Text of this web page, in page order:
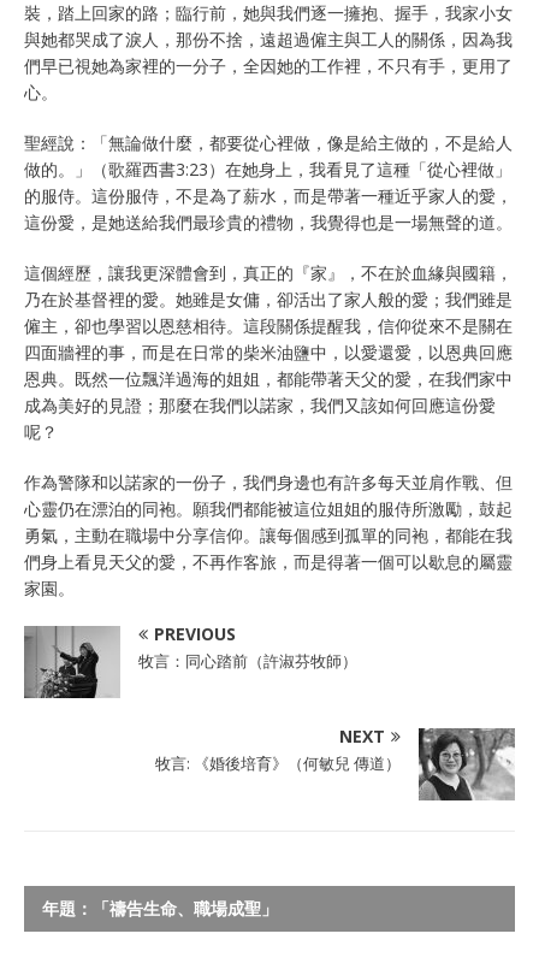
裝，踏上回家的路；臨行前，她與我們逐一擁抱、握手，我家小女
與她都哭成了淚人，那份不捨，遠超過僱主與工人的關係，因為我
們早已視她為家裡的一分子，全因她的工作裡，不只有手，更用了
心。
聖經說：「無論做什麼，都要從心裡做，像是給主做的，不是給人
做的。」（歌羅西書3:23）在她身上，我看見了這種「從心裡做」
的服侍。這份服侍，不是為了薪水，而是帶著一種近乎家人的愛，
這份愛，是她送給我們最珍貴的禮物，我覺得也是一場無聲的道。
這個經歷，讓我更深體會到，真正的『家』，不在於血緣與國籍，
乃在於基督裡的愛。她雖是女傭，卻活出了家人般的愛；我們雖是
僱主，卻也學習以恩慈相待。這段關係提醒我，信仰從來不是關在
四面牆裡的事，而是在日常的柴米油鹽中，以愛還愛，以恩典回應
恩典。既然一位飄洋過海的姐姐，都能帶著天父的愛，在我們家中
成為美好的見證；那麼在我們以諾家，我們又該如何回應這份愛
呢？
作為警隊和以諾家的一份子，我們身邊也有許多每天並肩作戰、但
心靈仍在漂泊的同袍。願我們都能被這位姐姐的服侍所激勵，鼓起
勇氣，主動在職場中分享信仰。讓每個感到孤單的同袍，都能在我
們身上看見天父的愛，不再作客旅，而是得著一個可以歇息的屬靈
家園。
PREVIOUS
牧言：同心踏前（許淑芬牧師）
NEXT
牧言: 《婚後培育》（何敏兒 傳道）
年題：「禱告生命、職場成聖」